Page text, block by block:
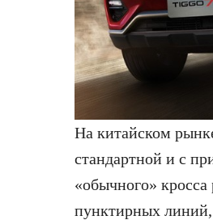
На китайском
стандартной и с
«обычного»
пунктирных линий,